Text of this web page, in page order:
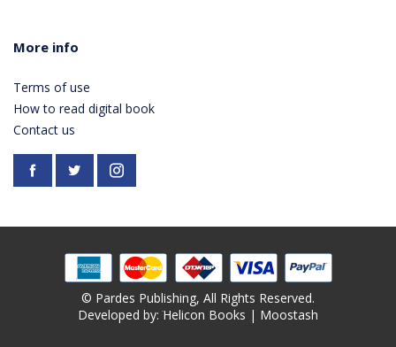
More info
Terms of use
How to read digital book
Contact us
Facebookhttps://twitter.com/PardesPublish
Instagram
© Pardes Publishing, All Rights Reserved.
Developed by: ׁHelicon Books | Moostash